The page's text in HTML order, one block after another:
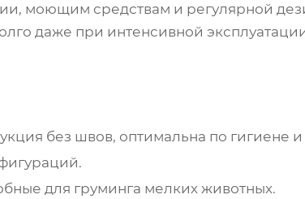
моющим средствам и регулярной
даже при интенсивной
без швов, оптимальна по гигиене
для груминга мелких животных.